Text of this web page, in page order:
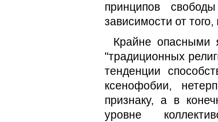
принципов
зависимости от
Крайне опасными
"традиционных
тенденции
ксенофобии,
признаку, а в
уровне